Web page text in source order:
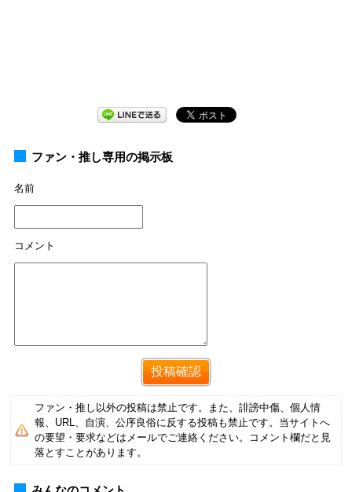
ファン・推し専用の掲示板
名前
コメント
ファン・推し以外の投稿は禁止です。また、誹謗中傷、個人情
報、URL、自演、公序良俗に反する投稿も禁止です。当サイトへ
の要望・要求などはメールでご連絡ください。コメント欄だと見
落とすことがあります。